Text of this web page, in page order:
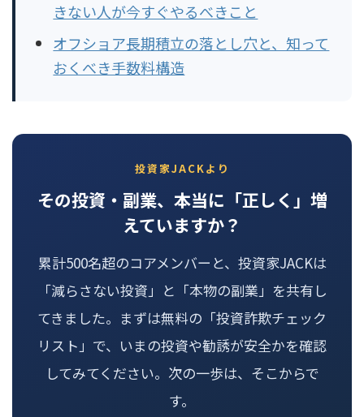
きない人が今すぐやるべきこと
オフショア長期積立の落とし穴と、知って
おくべき手数料構造
投資家JACKより
その投資・副業、本当に「正しく」増
えていますか？
累計500名超のコアメンバーと、投資家JACKは
「減らさない投資」と「本物の副業」を共有し
てきました。まずは無料の「投資詐欺チェック
リスト」で、いまの投資や勧誘が安全かを確認
してみてください。次の一歩は、そこからで
す。